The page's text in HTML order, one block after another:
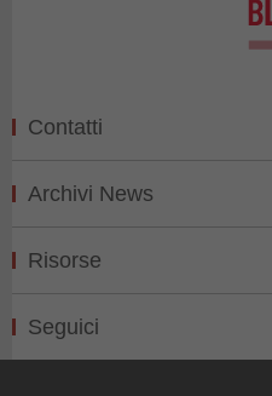
Contatti
Archivi News
Risorse
Seguici